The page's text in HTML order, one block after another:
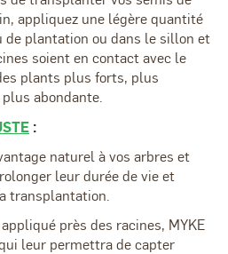
appliquez une légère quantité
de plantation ou dans le sillon et
soient en contact avec le
plants plus forts, plus
abondante.
:
naturel à vos arbres et
leur durée de vie et
transplantation.
près des racines, MYKE
leur permettra de capter